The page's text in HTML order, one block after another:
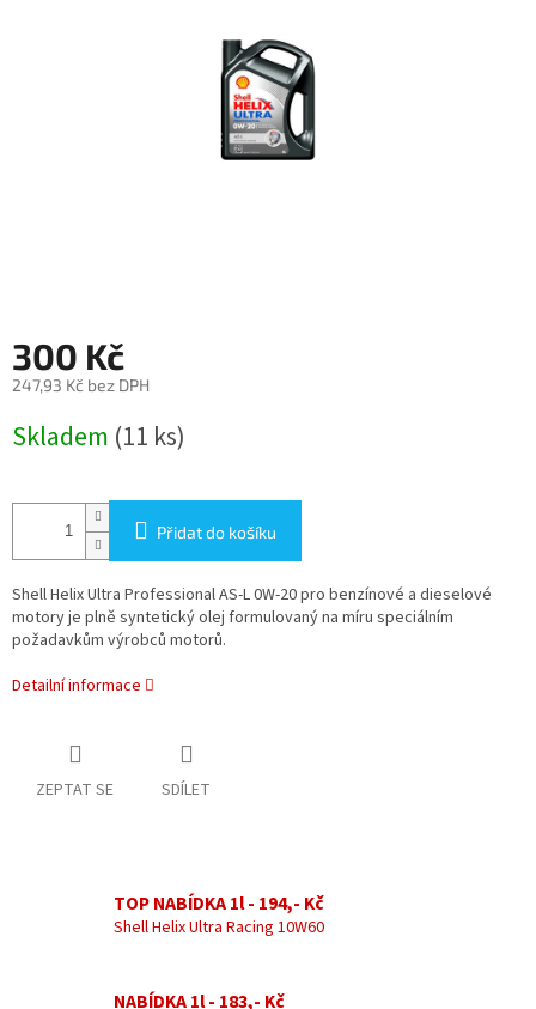
300 Kč
247,93 Kč bez DPH
cena:
Skladem (11 ks)
Přidat do košíku
Shell Helix Ultra Professional AS-L 0W-20 pro benzínové a dieselové
motory je plně syntetický olej formulovaný na míru speciálním
požadavkům výrobců motorů.
Detailní informace
ZEPTAT SE SDÍLET
TOP NABÍDKA 1l - 194,- Kč
Shell Helix Ultra Racing 10W60
NABÍDKA 1l - 183,- Kč